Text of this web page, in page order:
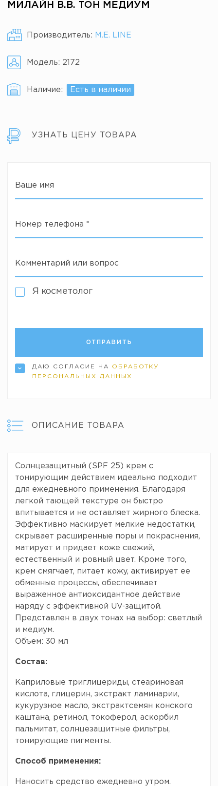
МИЛАЙН B.B. ТОН МЕДИУМ
Производитель: M.E. LINE
Модель: 2172
Наличие: Есть в наличии
УЗНАТЬ ЦЕНУ ТОВАРА
Ваше имя
Номер телефона *
Комментарий или вопрос
Я косметолог
ДАЮ СОГЛАСИЕ НА ОБРАБОТКУ
ПЕРСОНАЛЬНЫХ ДАННЫХ
ОПИСАНИЕ ТОВАРА
Солнцезащитный (SPF 25) крем с
тонирующим действием идеально подходит
для ежедневного применения. Благодаря
легкой тающей текстуре он быстро
впитывается и не оставляет жирного блеска.
Эффективно маскирует мелкие недостатки,
скрывает расширенные поры и покраснения,
матирует и придает коже свежий,
естественный и ровный цвет. Кроме того,
крем смягчает, питает кожу, активирует ее
обменные процессы, обеспечивает
выраженное антиоксидантное действие
наряду с эффективной UV-защитой.
Представлен в двух тонах на выбор: светлый
и медиум.
Объем: 30 мл
Состав:
Каприловые триглицериды, стеариновая
кислота, глицерин, экстракт ламинарии,
кукурузное масло, экстрактсемян конского
каштана, ретинол, токоферол, аскорбил
пальмитат, солнцезащитные фильтры,
тонирующие пигменты.
Способ применения:
Наносить средство ежедневно утром.